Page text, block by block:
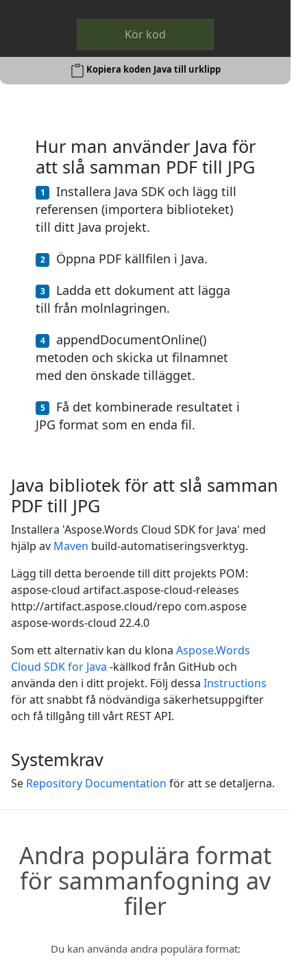
Kör kod
Kopiera koden Java till urklipp
Hur man använder Java för
att slå samman PDF till JPG
Installera Java SDK och lägg till
referensen (importera biblioteket)
till ditt Java projekt.
Öppna PDF källfilen i Java.
Ladda ett dokument att lägga
till från molnlagringen.
appendDocumentOnline()
metoden och skicka ut filnamnet
med den önskade tillägget.
Få det kombinerade resultatet i
JPG format som en enda fil.
Java bibliotek för att slå samman
PDF till JPG
Installera 'Aspose.Words Cloud SDK for Java' med
hjälp av Maven build-automatiseringsverktyg.
Lägg till detta beroende till ditt projekts POM:
aspose-cloud artifact.aspose-cloud-releases
http://artifact.aspose.cloud/repo com.aspose
aspose-words-cloud 22.4.0
Som ett alternativ kan du klona Aspose.Words
Cloud SDK for Java -källkod från GitHub och
använda den i ditt projekt. Följ dessa Instructions
för att snabbt få nödvändiga säkerhetsuppgifter
och få tillgång till vårt REST API.
Systemkrav
Se Repository Documentation för att se detaljerna.
Andra populära format
för sammanfogning av
filer
Du kan använda andra populära format: